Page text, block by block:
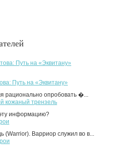
Путь на «Эквитану»
Путь на «Эквитану»
рационально опробовать �...
кожаный трензель
информацию?
Варриор служил во в...